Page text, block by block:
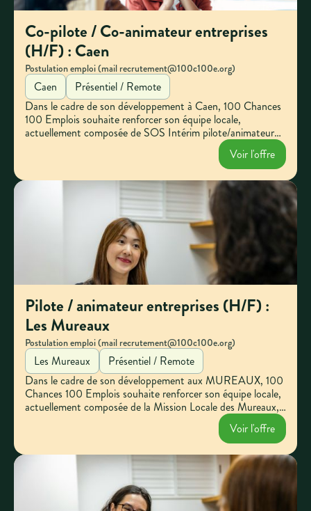
Co-pilote / Co-animateur entreprises
(H/F) : Caen
Postulation emploi (mail recrutement@100c100e.org)
Caen
Présentiel / Remote
Dans le cadre de son développement à Caen, 100 Chances
100 Emplois souhaite renforcer son équipe locale,
actuellement composée de SOS Intérim pilote/animateur
entreprises, et de la Mission Locale de Caen, pilote emploi.
Voir l'offre
Pilote / animateur entreprises (H/F) :
Les Mureaux
Postulation emploi (mail recrutement@100c100e.org)
Les Mureaux
Présentiel / Remote
Dans le cadre de son développement aux MUREAUX, 100
Chances 100 Emplois souhaite renforcer son équipe locale,
actuellement composée de la Mission Locale des Mureaux,
Voir l'offre